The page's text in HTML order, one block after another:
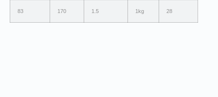
83 170 1.5 1kg 28